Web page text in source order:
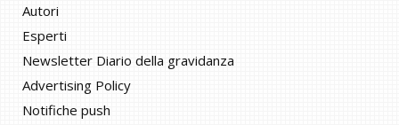
Autori
Esperti
Newsletter Diario della gravidanza
Advertising Policy
Notifiche push